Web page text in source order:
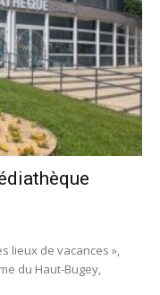
lieux de vacances »,
du Haut-Bugey,